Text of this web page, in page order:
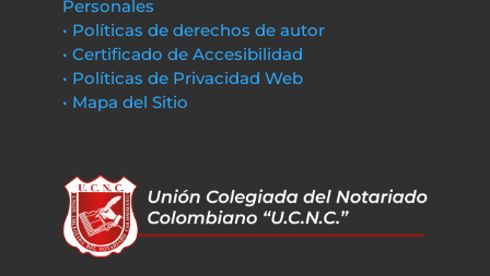
Personales
• Políticas de derechos de autor
• Certificado de Accesibilidad
• Políticas de Privacidad Web
• Mapa del Sitio